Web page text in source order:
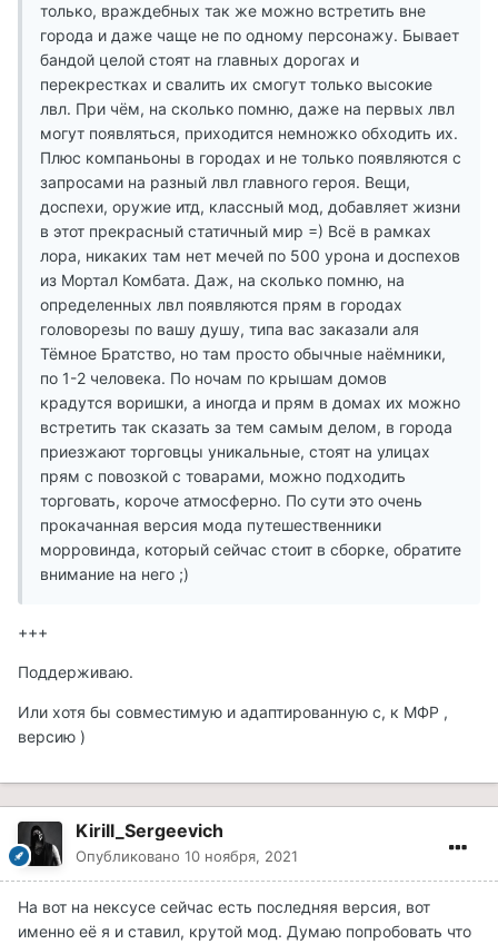
только, враждебных так же можно встретить вне
города и даже чаще не по одному персонажу. Бывает
бандой целой стоят на главных дорогах и
перекрестках и свалить их смогут только высокие
лвл. При чём, на сколько помню, даже на первых лвл
могут появляться, приходится немножко обходить их.
Плюс компаньоны в городах и не только появляются с
запросами на разный лвл главного героя. Вещи,
доспехи, оружие итд, классный мод, добавляет жизни
в этот прекрасный статичный мир =) Всё в рамках
лора, никаких там нет мечей по 500 урона и доспехов
из Мортал Комбата. Даж, на сколько помню, на
определенных лвл появляются прям в городах
головорезы по вашу душу, типа вас заказали аля
Тёмное Братство, но там просто обычные наёмники,
по 1-2 человека. По ночам по крышам домов
крадутся воришки, а иногда и прям в домах их можно
встретить так сказать за тем самым делом, в города
приезжают торговцы уникальные, стоят на улицах
прям с повозкой с товарами, можно подходить
торговать, короче атмосферно. По сути это очень
прокачанная версия мода путешественники
морровинда, который сейчас стоит в сборке, обратите
внимание на него ;)
+++
Поддерживаю.
Или хотя бы совместимую и адаптированную с, к МФР ,
версию )
Kirill_Sergeevich
Опубликовано 10 ноября, 2021
На вот на нексусе сейчас есть последняя версия, вот
именно её я и ставил, крутой мод. Думаю попробовать что